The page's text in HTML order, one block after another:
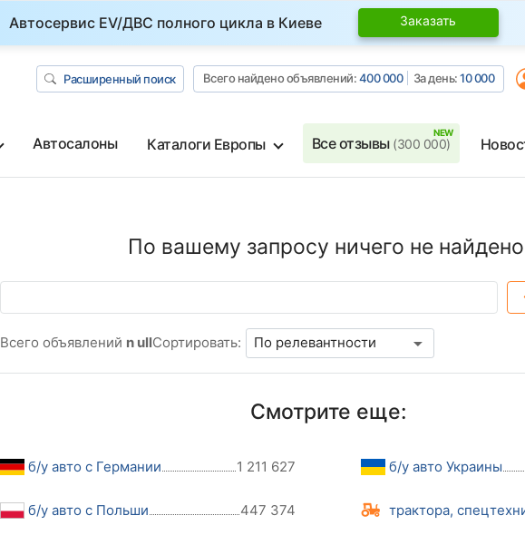
Автосервис EV/ДВС полного цикла в Киеве Заказать
Расширенный поиск Всего найдено объявлений:400 000 За день:10 000
Автосалоны Каталоги Европы Все отзывы (300 000)
По вашему запросу ничего не
Всего объявлений n ullСортировать:
Смотрите еще:
б/у авто с Германии 1 211 627
б/у авто с Польши 447 374
б/у авто Украины
трактора,